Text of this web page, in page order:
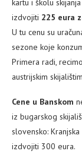
kartu i školu
izdvojiti 225 eura
U tu cenu su
sezone koje
Primera radi,
austrijskim
Cene u Banskom
iz bugarskog
slovensko:
izdvojiti 300 eura.